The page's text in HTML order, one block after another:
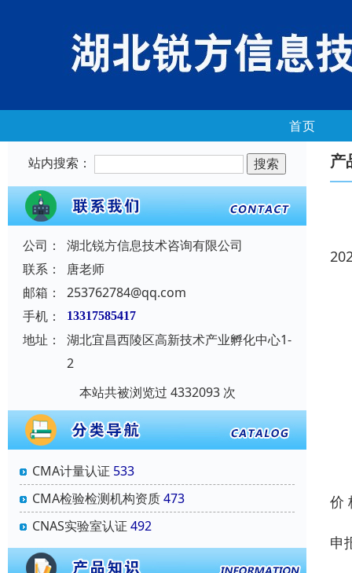
首页
站内搜索：
公司：
湖北锐方信息技术咨询有限公司
联系：
唐老师
邮箱：
253762784@qq.com
手机：
13317585417
地址：
湖北宜昌西陵区高新技术产业孵化中心1-
2
本站共被浏览过 4332093 次
CMA计量认证 533
CMA检验检测机构资质473
CNAS实验室认证 492
产
价
申